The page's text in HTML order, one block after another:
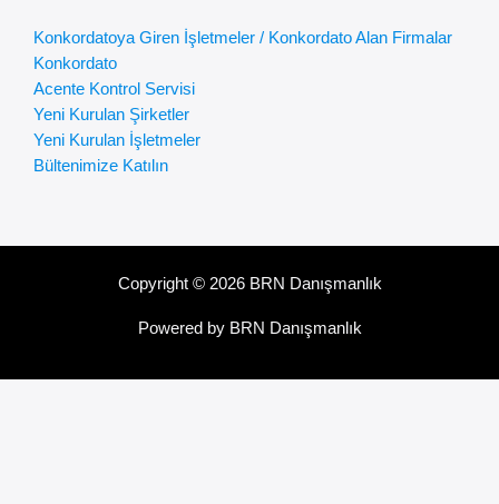
Konkordatoya Giren İşletmeler / Konkordato Alan Firmalar
Konkordato
Acente Kontrol Servisi
Yeni Kurulan Şirketler
Yeni Kurulan İşletmeler
Bültenimize Katılın
Copyright © 2026 BRN Danışmanlık
Powered by BRN Danışmanlık